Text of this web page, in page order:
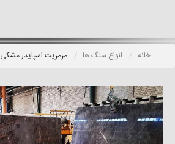
خانه انواع سنگ ها مرمریت اسپایدر مشکی